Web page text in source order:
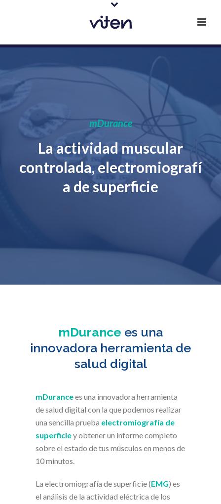
mDurance
La actividad muscular
controlada, electromiografí
a de superficie
mDurance es una
innovadora herramienta de
salud digital
mDurancees una innovadora herramienta
de salud digital con la que podemos realizar
una sencilla prueba electromiografía de
superficiey obtener un informe completo
sobre el estado de tus músculos en menos de
10 minutos.
La electromiografía de superficie (EMG) es
el análisis de la actividad eléctrica de los